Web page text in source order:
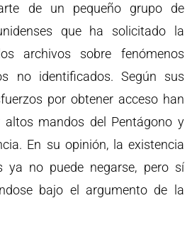
de un pequeño grupo de
que ha solicitado la
archivos sobre fenómenos
no identificados. Según sus
por obtener acceso han
altos mandos del Pentágono y
En su opinión, la existencia
ya no puede negarse, pero sí
bajo el argumento de la